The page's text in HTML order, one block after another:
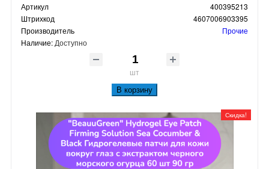
Артикул
400395213
Штрихкод
4607006903395
Производитель
Прочие
Наличие: Доступно
шт
В корзину
Скидка!